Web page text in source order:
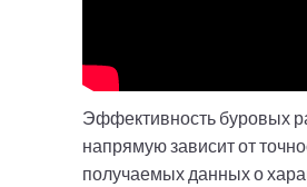
Эффективность буровых
напрямую зависит от
получаемых данных о